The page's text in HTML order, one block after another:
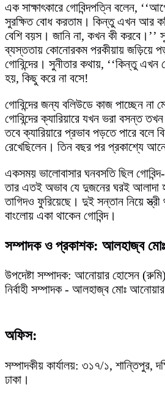
এক সাক্ষাৎকারে গোবিন্দপত্নি বলেন,
সুরক্ষিত বোধ করতাম। কিন্তু এখন আর
বেশি বয়স। জানি না, কখন কী করবে।’’
ব্যস্ততায় কোনোরকম পরকীয়ায় জড়িয়ে
গোবিন্দের। সুনীতার কথায়, ‘‘কিন্তু
হয়, কিছু করে না বসে!
গোবিন্দের জন্য বলিউডে কাজ পাচ্ছেন না
গোবিন্দের ক্যারিয়ারে যখন ভরা বসন্ত
তবে ক্যারিয়ারে প্রভাব পড়তে পারে বলে
রেখেছিলেন। তিন বছর পর প্রকাশ্যে
একসময় ভালোবাসার ঘনবসতি ছিল
তার এতই অভাব যে দুজনের ঘরই আলাদা
তাগিদও ফুরিয়েছে। দুই সন্তান নিয়ে
বাংলোয় একা থাকেন গোবিন্দ।
সম্পাদক ও প্রকাশক: আলহাজ্ব
উপদেষ্টা সম্পাদক: আনোয়ার হোসেন (রুমি)
নির্বাহী সম্পাদক - আলহাজ্ব মোঃ
অফিস:
সম্পাদকীয় কার্যালয়: ৩১৭/১, শান্তিপুর,
ঢাকা।